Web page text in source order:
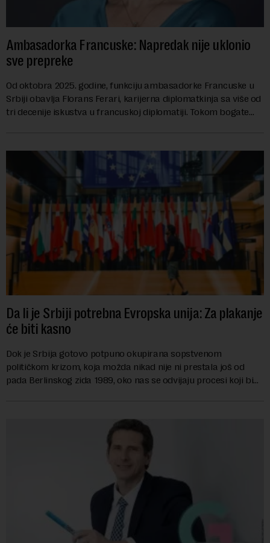
Ambasadorka Francuske: Napredak nije uklonio
sve prepreke
Od oktobra 2025. godine, funkciju ambasadorke Francuske u
Srbiji obavlja Florans Ferari, karijerna diplomatkinja sa više od
tri decenije iskustva u francuskoj diplomatiji. Tokom bogate
Da li je Srbiji potrebna Evropska unija: Za plakanje
će biti kasno
Dok je Srbija gotovo potpuno okupirana sopstvenom
političkom krizom, koja možda nikad nije ni prestala još od
pada Berlinskog zida 1989, oko nas se odvijaju procesi koji bi